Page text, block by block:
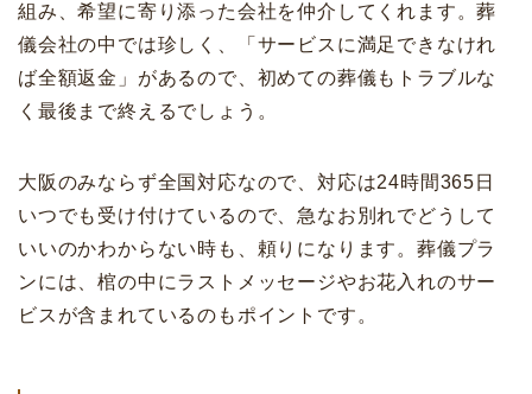
組み、希望に寄り添った会社を仲介してくれます。葬
儀会社の中では珍しく、「サービスに満足できなけれ
ば全額返金」があるので、初めての葬儀もトラブルな
く最後まで終えるでしょう。
大阪のみならず全国対応なので、対応は24時間365日
いつでも受け付けているので、急なお別れでどうして
いいのかわからない時も、頼りになります。葬儀プラ
ンには、棺の中にラストメッセージやお花入れのサー
ビスが含まれているのもポイントです。